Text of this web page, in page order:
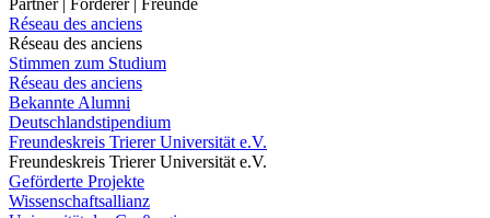
Partner | Förderer | Freunde
Réseau des anciens
Réseau des anciens
Stimmen zum Studium
Réseau des anciens
Bekannte Alumni
Deutschlandstipendium
Freundeskreis Trierer Universität e.V.
Freundeskreis Trierer Universität e.V.
Geförderte Projekte
Wissenschaftsallianz